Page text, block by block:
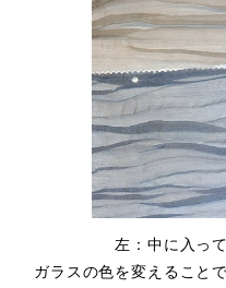
左：中に入っ
ガラスの色を変えること